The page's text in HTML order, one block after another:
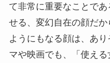
て非常に重要なことで
せる、変幻自在の顔だ
ようにもなる顔は、あ
マや映画でも、「使え